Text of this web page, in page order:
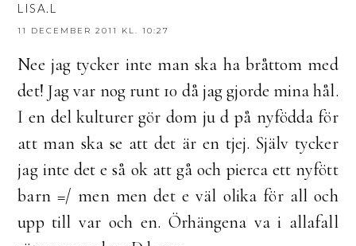
LISA.L
11 DECEMBER 2011 KL. 10:27
Nee jag tycker inte man ska ha bråttom med
det! Jag var nog runt 10 då jag gjorde mina hål.
I en del kulturer gör dom ju d på nyfödda för
att man ska se att det är en tjej. Själv tycker
jag inte det e så ok att gå och pierca ett nyfött
barn =/ men men det e väl olika för all och
upp till var och en. Örhängena va i allafall